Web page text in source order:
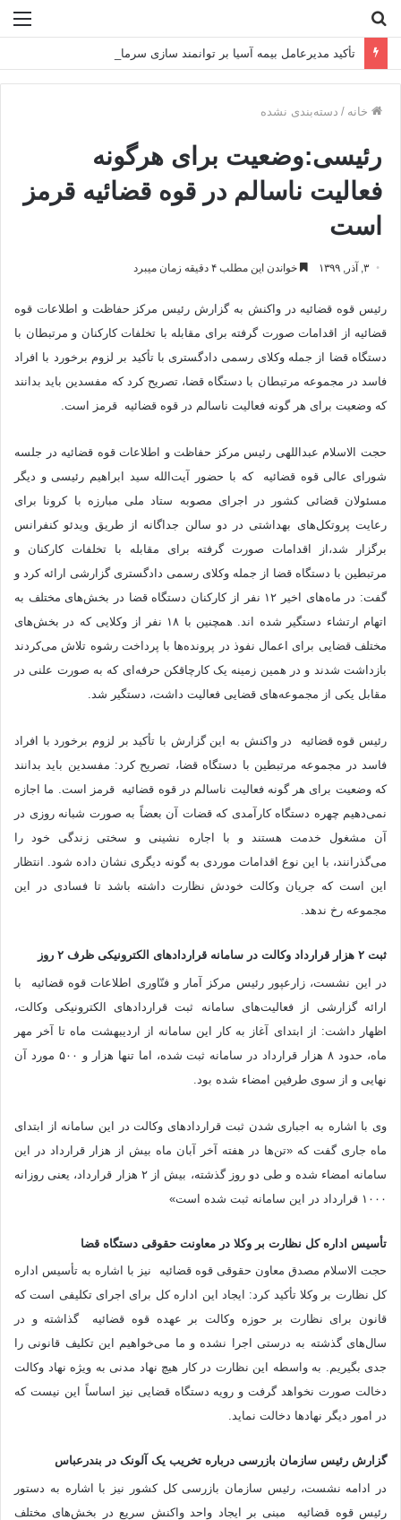
برای
تأکید مدیرعامل بیمه آسیا بر توانمند سازی سرمایه انسانی
خانه / دسته‌بندی نشده
رئیسی:وضعیت برای هرگونه
فعالیت ناسالم در قوه قضائیه قرمز
است
۳, آذر, ۱۳۹۹ خواندن این مطلب ۴ دقیقه زمان میبرد
رئیس قوه قضائیه در واکنش به گزارش رئیس مرکز حفاظت و اطلاعات قوه
قضائیه از اقدامات صورت گرفته برای مقابله با تخلفات کارکنان و مرتبطان با
دستگاه قضا از جمله وکلای رسمی دادگستری با تأکید بر لزوم برخورد با افراد
فاسد در مجموعه مرتبطان با دستگاه قضا، تصریح کرد که مفسدین باید بدانند
که وضعیت برای هر گونه فعالیت ناسالم در قوه قضائیه قرمز است.
حجت الاسلام عبداللهی رئیس مرکز حفاظت و اطلاعات قوه قضائیه در جلسه
شورای عالی قوه قضائیه که با حضور آیت‌الله سید ابراهیم رئیسی و دیگر
مسئولان قضائی کشور در اجرای مصوبه ستاد ملی مبارزه با کرونا برای
رعایت پروتکل‌های بهداشتی در دو سالن جداگانه از طریق ویدئو کنفرانس
برگزار شد،از اقدامات صورت گرفته برای مقابله با تخلفات کارکنان و
مرتبطین با دستگاه قضا از جمله وکلای رسمی دادگستری گزارشی ارائه کرد و
گفت: در ماه‌های اخیر ۱۲ نفر از کارکنان دستگاه قضا در بخش‌های مختلف به
اتهام ارتشاء دستگیر شده اند. همچنین با ۱۸ نفر از وکلایی که در بخش‌های
مختلف قضایی برای اعمال نفوذ در پرونده‌ها با پرداخت رشوه تلاش می‌کردند
بازداشت شدند و در همین زمینه یک کارچاق‎کن حرفه‌ای که به صورت علنی در
مقابل یکی از مجموعه‌های قضایی فعالیت داشت، دستگیر شد.
رئیس قوه قضائیه در واکنش به این گزارش با تأکید بر لزوم برخورد با افراد
فاسد در مجموعه مرتبطین با دستگاه قضا، تصریح کرد: مفسدین باید بدانند
که وضعیت برای هر گونه فعالیت ناسالم در قوه قضائیه قرمز است. ما اجازه
نمی‌دهیم چهره دستگاه کارآمدی که قضات آن بعضاً به صورت شبانه روزی در
آن مشغول خدمت هستند و با اجاره نشینی و سختی زندگی خود را
می‌گذرانند، با این نوع اقدامات موردی به گونه دیگری نشان داده شود. انتظار
این است که جریان وکالت خودش نظارت داشته باشد تا فسادی در این
مجموعه رخ ندهد.
ثبت ۲ هزار قرارداد وکالت در سامانه قرارداد‌های الکترونیکی ظرف ۲ روز
در این نشست، زارع‎پور رئیس مرکز آمار و فنّاوری اطلاعات قوه قضائیه با
ارائه گزارشی از فعالیت‌های سامانه ثبت قرارداد‌های الکترونیکی وکالت،
اظهار داشت: از ابتدای آغاز به کار این سامانه از اردیبهشت ماه تا آخر مهر
ماه، حدود ۸ هزار قرارداد در سامانه ثبت شده، اما تنها هزار و ۵۰۰ مورد آن
نهایی و از سوی طرفین امضاء شده بود.
وی با اشاره به اجباری شدن ثبت قرارداد‌های وکالت در این سامانه از ابتدای
ماه جاری گفت که «تن‌ها در هفته آخر آبان ماه بیش از هزار قرارداد در این
سامانه امضاء شده و طی دو روز گذشته، بیش از ۲ هزار قرارداد، یعنی روزانه
۱۰۰۰ قرارداد در این سامانه ثبت شده است»
تأسیس اداره کل نظارت بر وکلا در معاونت حقوقی دستگاه قضا
حجت الاسلام مصدق معاون حقوقی قوه قضائیه نیز با اشاره به تأسیس اداره
کل نظارت بر وکلا تأکید کرد: ایجاد این اداره کل برای اجرای تکلیفی است که
قانون برای نظارت بر حوزه وکالت بر عهده قوه قضائیه گذاشته و در
سال‌های گذشته به درستی اجرا نشده و ما می‌خواهیم این تکلیف قانونی را
جدی بگیریم. به واسطه این نظارت در کار هیچ نهاد مدنی به ویژه نهاد وکالت
دخالت صورت نخواهد گرفت و رویه دستگاه قضایی نیز اساساً این نیست که
در امور دیگر نهاد‌ها دخالت نماید.
گزارش رئیس سازمان بازرسی درباره تخریب یک آلونک در بندرعباس
در ادامه نشست، رئیس سازمان بازرسی کل کشور نیز با اشاره به دستور
رئیس قوه قضائیه مبنی بر ایجاد واحد واکنش سریع در بخش‌های مختلف